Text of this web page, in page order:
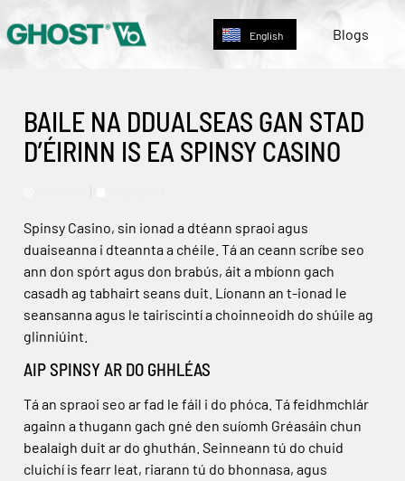
English
Nederlands Blogs
BAILE NA DDUALSEAS GAN STAD
D’ÉIRINN IS EA SPINSY CASINO
Spinsy Casino, sin ionad a dtéann spraoi agus
duaiseanna i dteannta a chéile. Tá an ceann scríbe seo
ann don spórt agus don brabús, áit a mbíonn gach
casadh ag tabhairt seans duit. Líonann an t-ionad le
seansanna agus le tairiscintí a choinneoidh do shúile ag
glinniúint.
AIP SPINSY AR DO GHHLÉAS
Tá an spraoi seo ar fad le fáil i do phóca. Tá feidhmchlár
againn a thugann gach gné den suíomh Gréasáin chun
bealaigh duit ar do ghuthán. Seinneann tú do chuid
cluichí is fearr leat, riarann tú do bhonnasa, agus